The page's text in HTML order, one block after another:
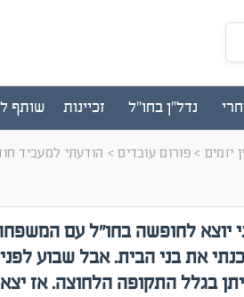
נדל"ן בחו"ל זכיינות שותף
יזמים >פורום עובדים> הודעתי למעביד
יוצא לחופשה בחו"ל עם
את בני הבית. אבל שבוע לפני
בגלל התקופה הלחוצה. אז